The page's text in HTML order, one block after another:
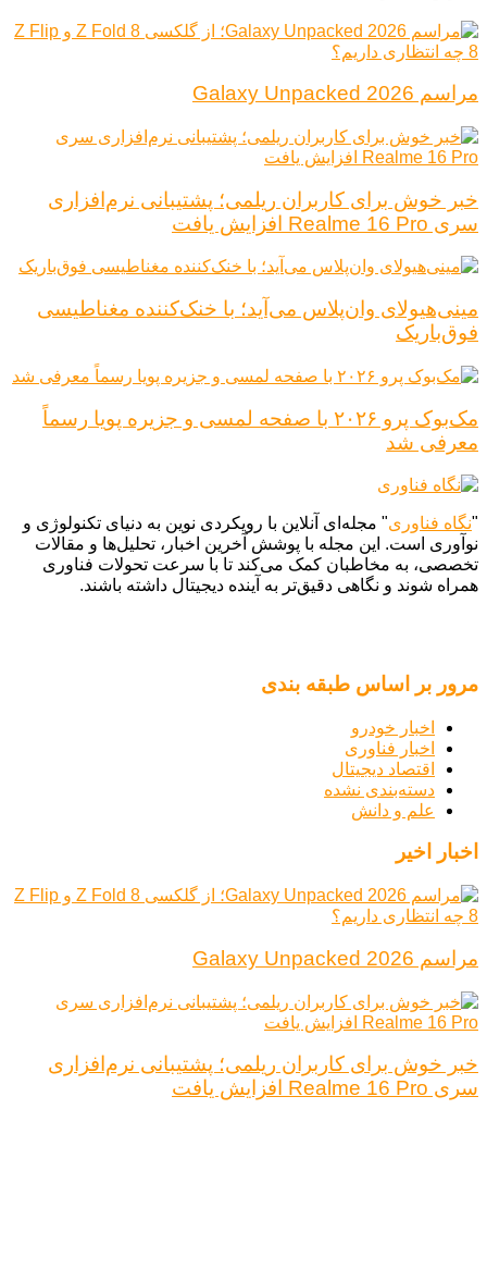
مراسم Galaxy Unpacked 2026
خبر خوش برای کاربران ریلمی؛ پشتیبانی نرم‌افزاری
سری Realme 16 Pro افزایش یافت
مینی‌هیولای وان‌پلاس می‌آید؛ با خنک‌کننده مغناطیسی
فوق‌باریک
مک‌بوک پرو ۲۰۲۶ با صفحه لمسی و جزیره پویا رسماً
معرفی شد
"نگاه فناوری" مجله‌ای آنلاین با رویکردی نوین به دنیای تکنولوژی و
نوآوری است. این مجله با پوشش آخرین اخبار، تحلیل‌ها و مقالات
تخصصی، به مخاطبان کمک می‌کند تا با سرعت تحولات فناوری
همراه شوند و نگاهی دقیق‌تر به آینده دیجیتال داشته باشند.
مرور بر اساس طبقه بندی
اخبار خودرو
اخبار فناوری
اقتصاد دیجیتال
دسته‌بندی نشده
علم و دانش
اخبار اخیر
مراسم Galaxy Unpacked 2026
خبر خوش برای کاربران ریلمی؛ پشتیبانی نرم‌افزاری
سری Realme 16 Pro افزایش یافت